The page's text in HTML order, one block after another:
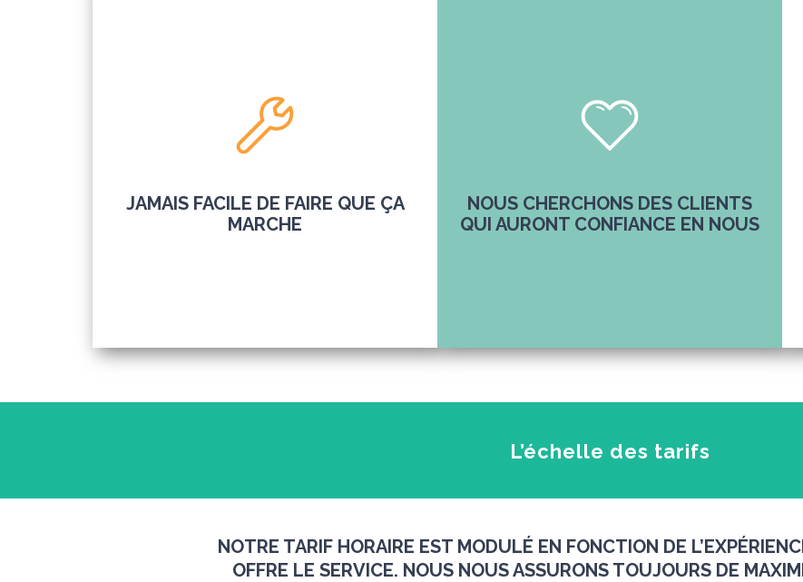
JAMAIS FACILE DE FAIRE QUE ÇA
MARCHE
NOUS CHERCHONS DES CLIENTS
QUI AURONT CONFIANCE EN NOUS
L’échelle des tarifs
NOTRE TARIF HORAIRE EST MODULÉ EN FONCTION DE
OFFRE LE SERVICE. NOUS NOUS ASSURONS TOUJOURS DE